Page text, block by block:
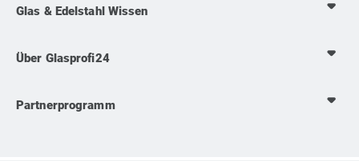
Glas & Edelstahl Wissen
Über Glasprofi24
Partnerprogramm